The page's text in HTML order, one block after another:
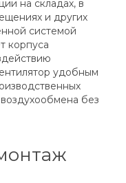
на складах, в
и других
системой
корпуса
удобным
без